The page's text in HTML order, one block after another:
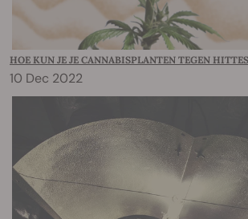
HOE KUN JE JE CANNABISPLANTEN TEGEN
10 Dec 2022